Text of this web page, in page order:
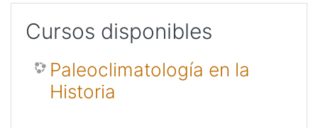
Cursos disponibles
Paleoclimatología en la
Historia